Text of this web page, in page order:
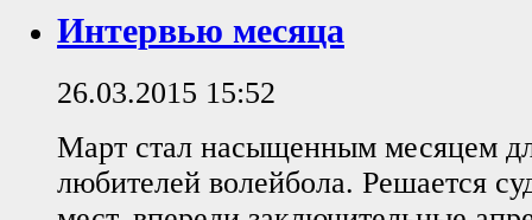
Интервью месяца
26.03.2015 15:52
Март стал насыщенным месяцем
любителей волейбола. Решается